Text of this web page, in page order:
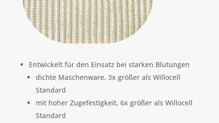
Entwickelt für den Einsatz bei starken Blutungen
dichte Maschenware, 3x größer als Willocell
Standard
mit hoher Zugefestigkeit, 6x größer als Willocell
Standard